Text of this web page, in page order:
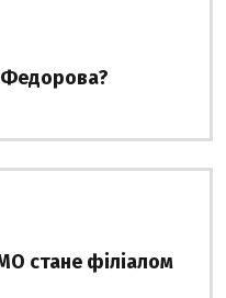
Федорова?
стане філіалом